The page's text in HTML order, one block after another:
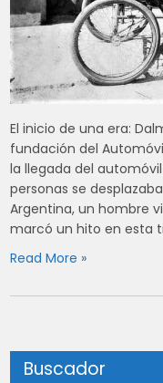
El inicio de una era:
fundación del
la llegada del
personas se
Argentina, un hombre
marcó un hito en esta
Read More »
Buscador